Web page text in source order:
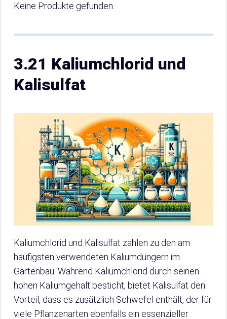
Keine Produkte gefunden.
3.21 Kaliumchlorid und
Kalisulfat
Kaliumchlorid und Kalisulfat zählen zu den am
häufigsten verwendeten Kaliumdüngern im
Gartenbau. Während Kaliumchlorid durch seinen
hohen Kaliumgehalt besticht, bietet Kalisulfat den
Vorteil, dass es zusätzlich Schwefel enthält, der für
viele Pflanzenarten ebenfalls ein essenzieller